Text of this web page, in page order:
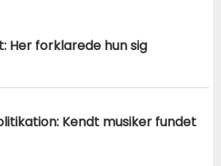
Her forklarede hun sig
Kendt musiker fundet